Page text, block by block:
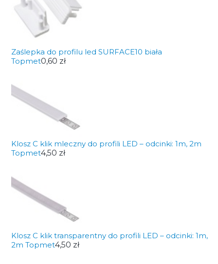
Zaślepka do profilu led SURFACE10 biała
Topmet0,60 zł
Klosz C klik mleczny do profili LED – odcinki: 1m, 2m
Topmet4,50 zł
Klosz C klik transparentny do profili LED – odcinki: 1m,
2m Topmet4,50 zł